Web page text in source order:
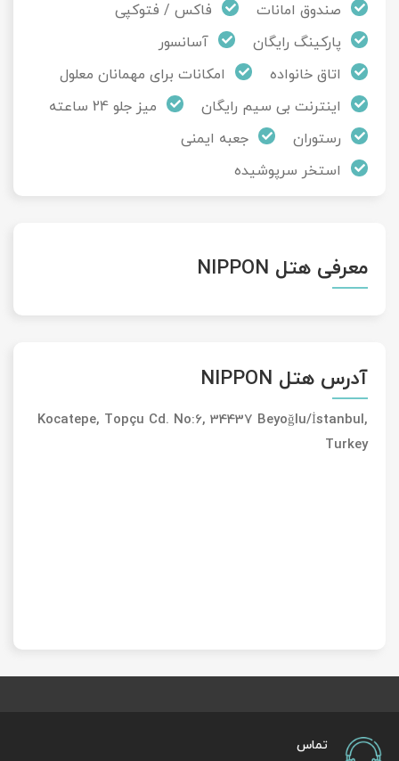
صندوق امانات
فاکس / فتوکپی
پارکینگ رایگان
آسانسور
اتاق خانواده
امکانات برای مهمانان معلول
اینترنت بی سیم رایگان
میز جلو 24 ساعته
رستوران
جعبه ایمنی
استخر سرپوشیده
معرفی هتل NIPPON
آدرس هتل NIPPON
Kocatepe, Topçu Cd. No:6, 34437 Beyoğlu/İstanbul,
Turkey
تماس